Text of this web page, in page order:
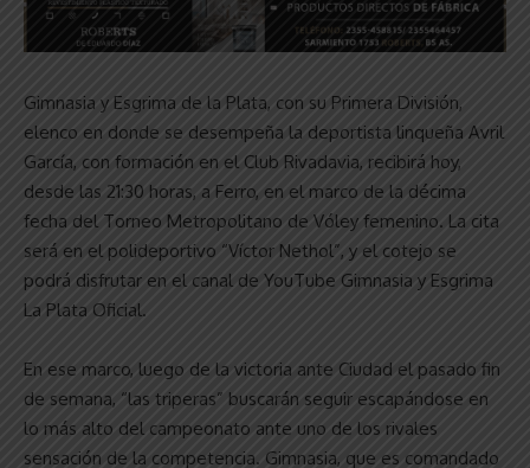
Gimnasia y Esgrima de la Plata, con su Primera División,
elenco en donde se desempeña la deportista linqueña Avril
García, con formación en el Club Rivadavia, recibirá hoy,
desde las 21:30 horas, a Ferro, en el marco de la décima
fecha del Torneo Metropolitano de Vóley femenino. La cita
será en el polideportivo “Víctor Nethol”, y el cotejo se
podrá disfrutar en el canal de YouTube Gimnasia y Esgrima
La Plata Oficial.
En ese marco, luego de la victoria ante Ciudad el pasado fin
de semana, “las triperas” buscarán seguir escapándose en
lo más alto del campeonato ante uno de los rivales
sensación de la competencia. Gimnasia, que es comandado